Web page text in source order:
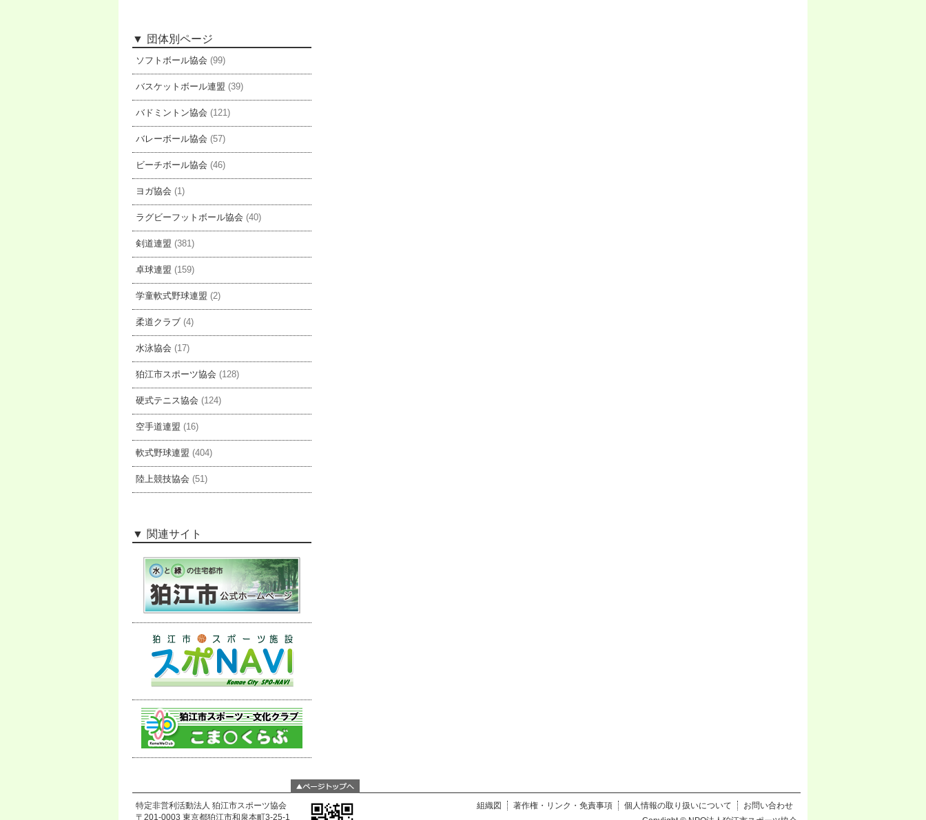
団体別ページ
ソフトボール協会 (99)
バスケットボール連盟 (39)
バドミントン協会 (121)
バレーボール協会 (57)
ビーチボール協会 (46)
ヨガ協会 (1)
ラグビーフットボール協会 (40)
剣道連盟 (381)
卓球連盟 (159)
学童軟式野球連盟 (2)
柔道クラブ (4)
水泳協会 (17)
狛江市スポーツ協会 (128)
硬式テニス協会 (124)
空手道連盟 (16)
軟式野球連盟 (404)
陸上競技協会 (51)
関連サイト
特定非営利活動法人 狛江市スポーツ協会
〒201-0003 東京都狛江市和泉本町3-25-1
組織図 著作権・リンク・免責事項 個人情報の取り扱いについて
お問い合わせ